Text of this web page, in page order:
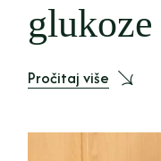
glukoze
Pročitaj više